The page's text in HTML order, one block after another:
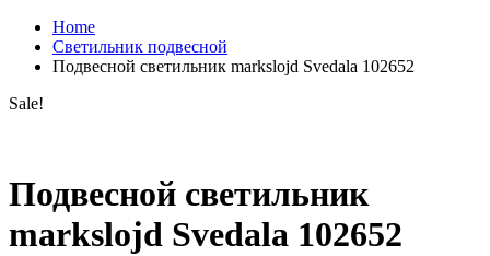
Home
Светильник подвесной
Подвесной светильник markslojd Svedala 102652
Sale!
Подвесной светильник
markslojd Svedala 102652